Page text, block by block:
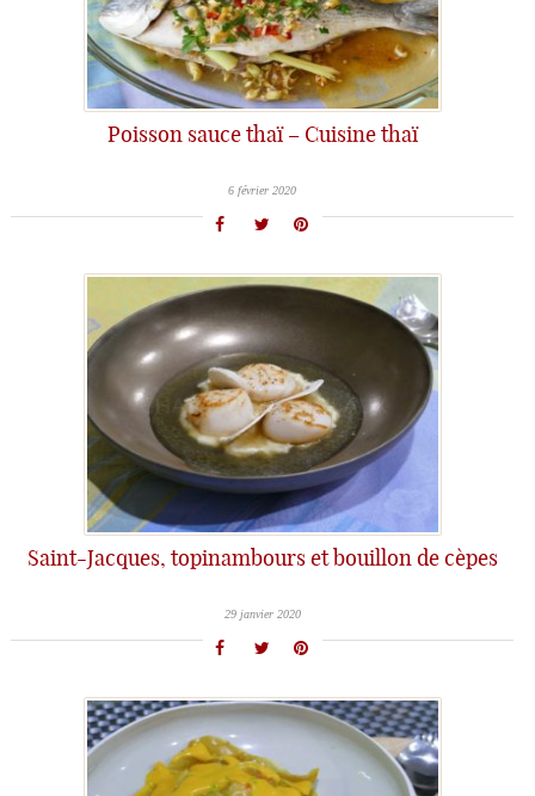
Poisson sauce thaï – Cuisine thaï
6 février 2020
Saint-Jacques, topinambours et bouillon de cèpes
29 janvier 2020